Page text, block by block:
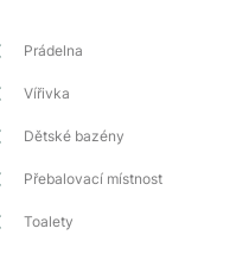
Prádelna
Vířivka
Dětské bazény
Přebalovací místnost
Toalety